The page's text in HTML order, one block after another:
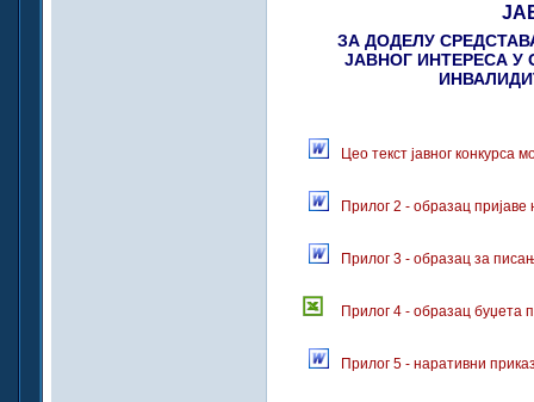
ЗА ДОДЕЛУ
ЈАВНОГ ИНТЕРЕСА
Цео текст јавног конкурса
Прилог 2 - образац пријаве
Прилог 3 - образац за
Прилог 4 - образац буџета
Прилог 5 - наративни